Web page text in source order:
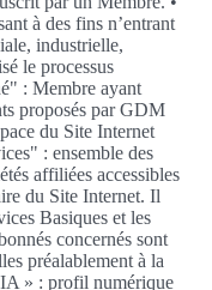
à des fins n’entrant
industrielle,
le processus
: Membre ayant
proposés par GDM
du Site Internet
: ensemble des
affiliées accessibles
du Site Internet. Il
Basiques et les
concernés sont
préalablement à la
» : profil numérique